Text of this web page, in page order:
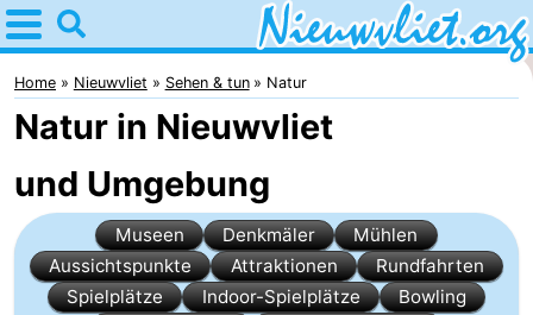
Home
Nieuwvliet
Tipps
Für
kindern
Übernachten
Appartements
Home Nieuwvliet Sehen & tun Natur
Natur in Nieuwvliet
und Umgebung
Museen Denkmäler
Mühlen
Aussichtspunkte
Attraktionen
Rundfahrten
Spielplätze
Indoor-Spielplätze
Bowling